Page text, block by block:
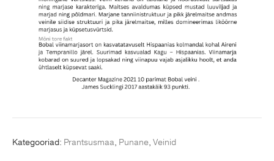
Kategooriad: Prantsusmaa, Punane, Veinid